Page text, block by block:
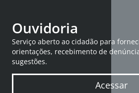
Ouvidoria
Serviço aberto ao cidadão para
orientações, recebimento de
sugestões.
Acessar